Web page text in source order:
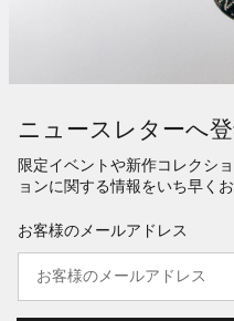
ニュースレターへ
限定イベントや新作コレクシ
ョンに関する情報をいち早く
お客様のメールアドレス